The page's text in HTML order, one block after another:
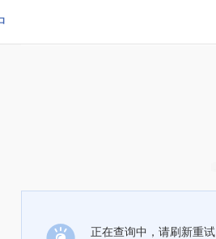
正在查询中，请刷新重试